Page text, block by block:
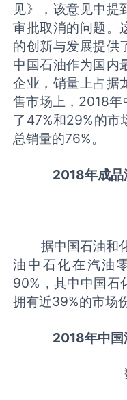
见》，该意见中提
审批取消的问题。
的创新与发展提供
中国石油作为国内
企业，销量上占据
售市场上，2018年
了47%和29%的市
总销量的76%。
2018年成品
据中国石油和化
油中石化在汽油
90%，其中中国石
拥有近39%的市场
2018年中国